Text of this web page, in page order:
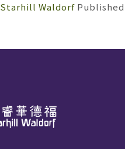
Starhill Waldorf Published